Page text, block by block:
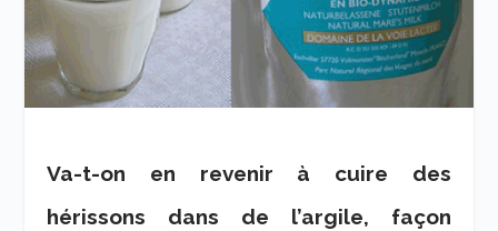
Va-t-on en revenir à cuire des
hérissons dans de l’argile, façon